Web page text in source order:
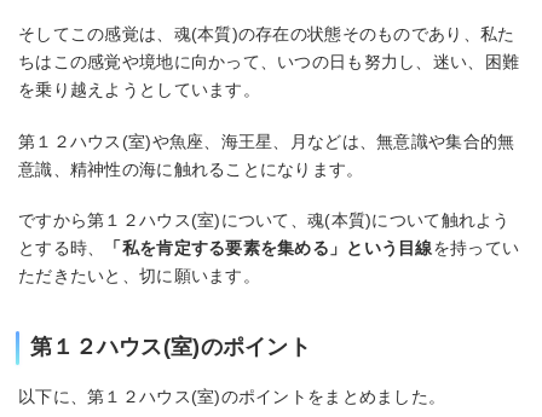
そしてこの感覚は、魂(本質)の存在の状態そのものであり、私た
ちはこの感覚や境地に向かって、いつの日も努力し、迷い、困難
を乗り越えようとしています。
第１２ハウス(室)や魚座、海王星、月などは、無意識や集合的無
意識、精神性の海に触れることになります。
ですから第１２ハウス(室)について、魂(本質)について触れよう
とする時、
「私を肯定する要素を集める」という目線を持ってい
ただきたいと、切に願います。
第１２ハウス(室)のポイント
以下に、第１２ハウス(室)のポイントをまとめました。